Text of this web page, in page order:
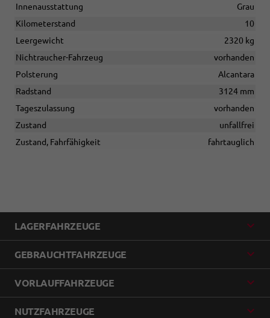
Innenausstattung
Grau
Kilometerstand
10
Leergewicht
2320 kg
Nichtraucher-Fahrzeug
vorhanden
Polsterung
Alcantara
Radstand
3124 mm
Tageszulassung
vorhanden
Zustand
unfallfrei
Zustand, Fahrfähigkeit
fahrtauglich
LAGERFAHRZEUGE
GEBRAUCHTFAHRZEUGE
VORLAUFFAHRZEUGE
NUTZFAHRZEUGE